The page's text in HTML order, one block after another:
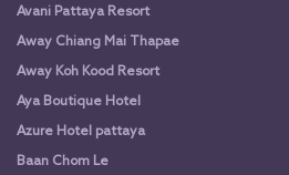
Avani Pattaya Resort
Away Chiang Mai Thapae
Away Koh Kood Resort
Aya Boutique Hotel
Azure Hotel pattaya
Baan Chom Le